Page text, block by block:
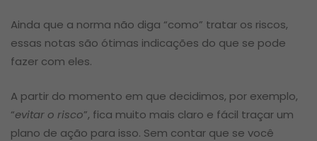
Ainda que a norma não diga “como” tratar os riscos,
essas notas são ótimas indicações do que se pode
fazer com eles.
A partir do momento em que decidimos, por exemplo,
“evitar o risco”, fica muito mais claro e fácil traçar um
plano de ação para isso. Sem contar que se você